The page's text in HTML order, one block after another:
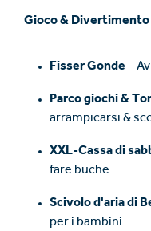
Gioco &
Fisser Gonde –
Parco giochi &
arrampicarsi &
XXL-Cassa di
fare buche
Scivolo d'aria di
per i bambini